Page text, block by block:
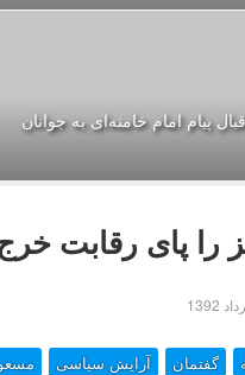
پیام امام خامنه‌ای به جوانان
را پای رقابت
گفتمان آرایش سیاسی